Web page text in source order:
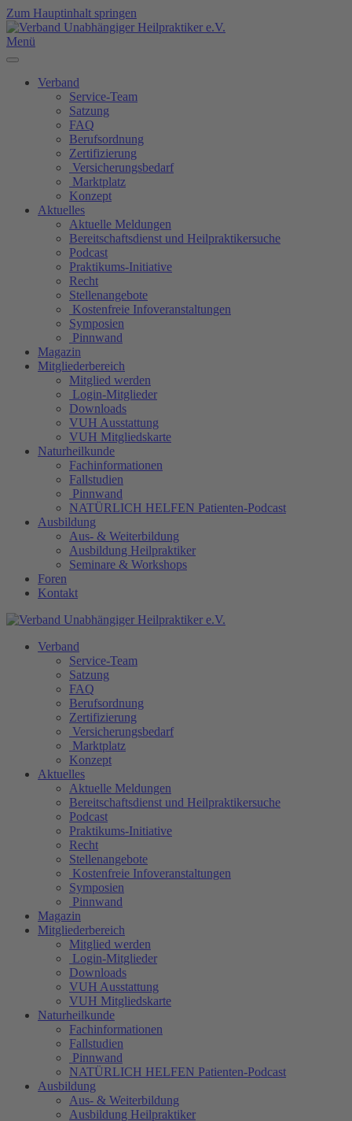
Zum Hauptinhalt springen
Menü
Verband
Service-Team
Satzung
FAQ
Berufsordnung
Zertifizierung
Versicherungsbedarf
Marktplatz
Konzept
Aktuelles
Aktuelle Meldungen
Bereitschaftsdienst und Heilpraktikersuche
Podcast
Praktikums-Initiative
Recht
Stellenangebote
Kostenfreie Infoveranstaltungen
Symposien
Pinnwand
Magazin
Mitgliederbereich
Mitglied werden
Login-Mitglieder
Downloads
VUH Ausstattung
VUH Mitgliedskarte
Naturheilkunde
Fachinformationen
Fallstudien
Pinnwand
NATÜRLICH HELFEN Patienten-Podcast
Ausbildung
Aus- & Weiterbildung
Ausbildung Heilpraktiker
Seminare & Workshops
Foren
Kontakt
Verband
Service-Team
Satzung
FAQ
Berufsordnung
Zertifizierung
Versicherungsbedarf
Marktplatz
Konzept
Aktuelles
Aktuelle Meldungen
Bereitschaftsdienst und Heilpraktikersuche
Podcast
Praktikums-Initiative
Recht
Stellenangebote
Kostenfreie Infoveranstaltungen
Symposien
Pinnwand
Magazin
Mitgliederbereich
Mitglied werden
Login-Mitglieder
Downloads
VUH Ausstattung
VUH Mitgliedskarte
Naturheilkunde
Fachinformationen
Fallstudien
Pinnwand
NATÜRLICH HELFEN Patienten-Podcast
Ausbildung
Aus- & Weiterbildung
Ausbildung Heilpraktiker